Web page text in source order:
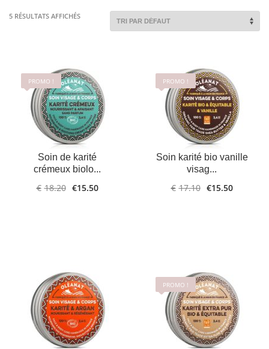
5 RÉSULTATS AFFICHÉS
PROMO !
Soin de karité
crémeux biolo...
€ 18.20 €15.50
PROMO !
Soin karité bio vanille
visag...
€ 17.10 €15.50
LIRE LA
SUITE
PLUS
D'INFOS
PROMO !
AJOUTER AU
PANIER
PLUS
D'INFOS